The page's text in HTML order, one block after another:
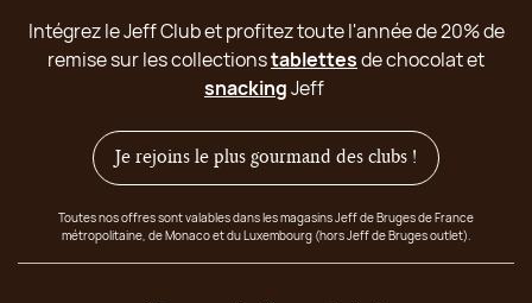
Intégrez le Jeff Club et profitez toute l'année de 20% de
remise sur les collectionstablettesde chocolat et
snackingJeff
Je rejoins le plus gourmand des clubs !
Toutes nos offres sont valables dans les magasins Jeff de Bruges de France
métropolitaine, de Monaco et du Luxembourg (hors Jeff de Bruges outlet).